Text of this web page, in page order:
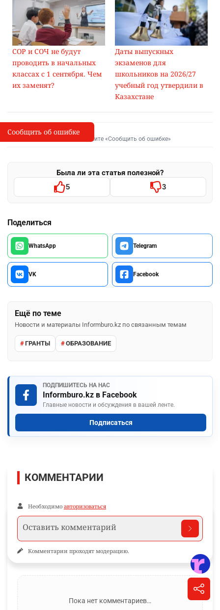
СОР и СОЧ не будут
проводить в начальных
классах с 1 сентября. Чем
их заменят?
Даты выпускных
экзаменов для
школьников на 2026/27
учебный год утвердили в
Казахстане
I
Сообщить об опечатке
Выделите фрагмент и нажмите «Сообщить об ошибке»
Была ли эта статья полезной?
5 3
Поделиться
WhatsApp Telegram
VK Facebook
Ещё по теме
Новости и материалы Informburo.kz по связанным темам
ГРАНТЫ ОБРАЗОВАНИЕ
ПОДПИШИТЕСЬ НА НАС
Informburo.kz в Facebook
Главные новости и обсуждения в вашей ленте.
Подписаться
Сообщить об ошибке
КОММЕНТАРИИ
Необходимо авторизоваться
Комментарии проходят модерацию.
Пока нет комментариев…